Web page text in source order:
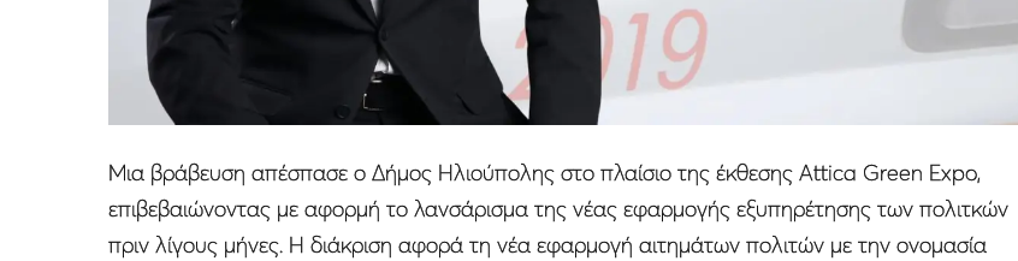
Μια βράβευση απέσπασε ο Δήμος Ηλιούπολης στο πλαίσιο της έκθεσης Attica Green Expo,
επιβεβαιώνοντας με αφορμή το λανσάρισμα της νέας εφαρμογής εξυπηρέτησης των πολιτκών
πριν λίγους μήνες. Η διάκριση αφορά τη νέα εφαρμογή αιτημάτων πολιτών με την ονομασία